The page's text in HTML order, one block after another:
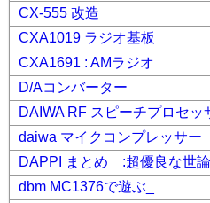
CX-555 改造
CXA1019 ラジオ基板
CXA1691 : AMラジオ
D/Aコンバーター
DAIWA RF スピーチプロセ
daiwa マイクコンプレッサー
DAPPI まとめ :超優良な世
dbm MC1376で遊ぶ_